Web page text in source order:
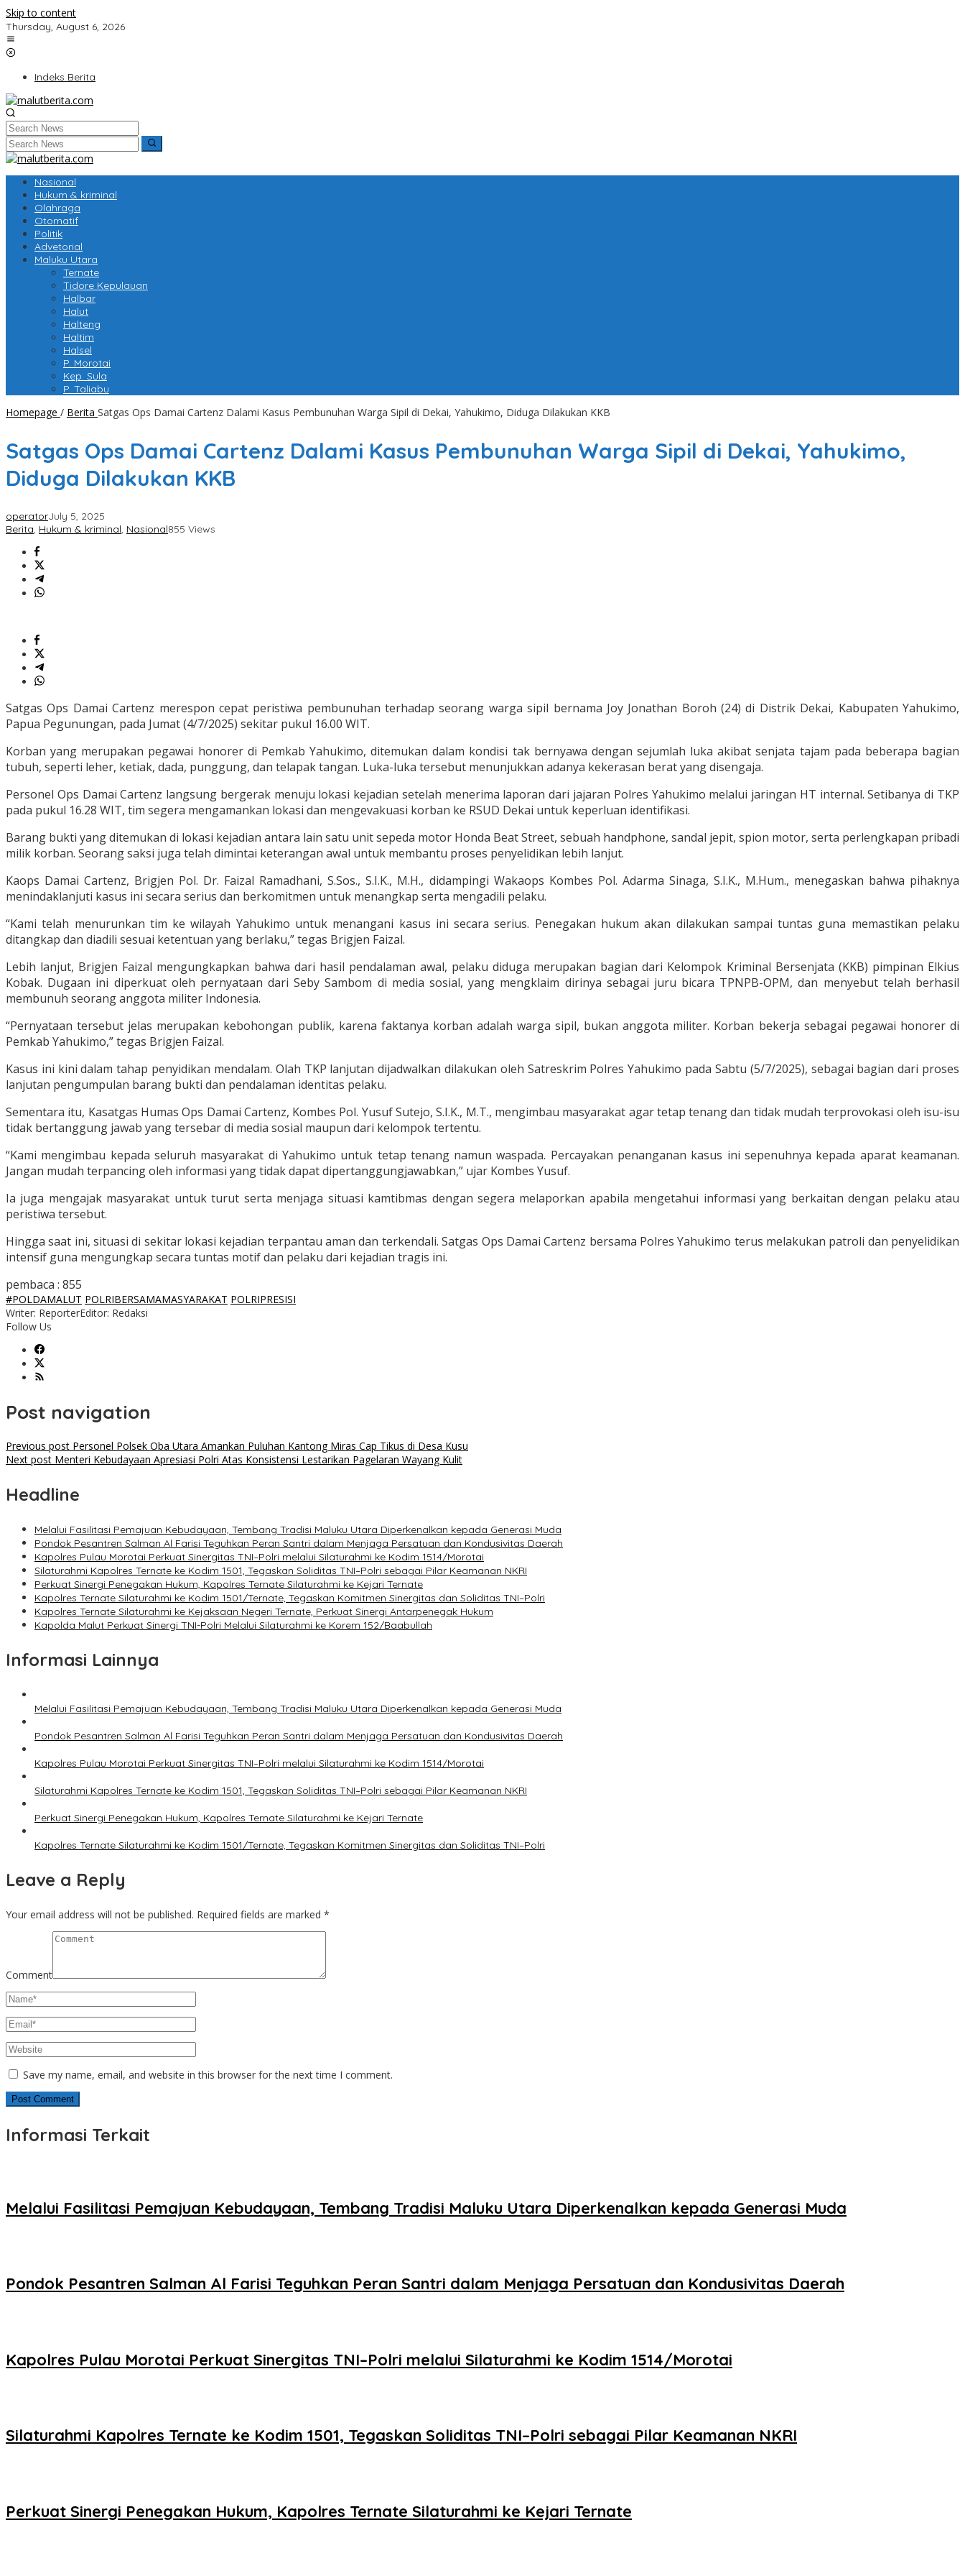
Skip to content
Thursday, August 6, 2026
Indeks Berita
Nasional
Hukum & kriminal
Olahraga
Otomatif
Politik
Advetorial
Maluku Utara
Ternate
Tidore Kepulauan
Halbar
Halut
Halteng
Haltim
Halsel
P. Morotai
Kep. Sula
P. Taliabu
Homepage / Berita Satgas Ops Damai Cartenz Dalami Kasus Pembunuhan Warga Sipil di Dekai, Yahukimo, Diduga Dilakukan KKB
Satgas Ops Damai Cartenz Dalami Kasus Pembunuhan Warga Sipil di Dekai, Yahukimo,
Diduga Dilakukan KKB
operatorJuly 5, 2025
Berita, Hukum & kriminal, Nasional855 Views
Satgas Ops Damai Cartenz merespon cepat peristiwa pembunuhan terhadap seorang warga sipil bernama Joy Jonathan Boroh (24) di Distrik Dekai, Kabupaten Yahukimo,
Papua Pegunungan, pada Jumat (4/7/2025) sekitar pukul 16.00 WIT.
Korban yang merupakan pegawai honorer di Pemkab Yahukimo, ditemukan dalam kondisi tak bernyawa dengan sejumlah luka akibat senjata tajam pada beberapa bagian
tubuh, seperti leher, ketiak, dada, punggung, dan telapak tangan. Luka-luka tersebut menunjukkan adanya kekerasan berat yang disengaja.
Personel Ops Damai Cartenz langsung bergerak menuju lokasi kejadian setelah menerima laporan dari jajaran Polres Yahukimo melalui jaringan HT internal. Setibanya di TKP
pada pukul 16.28 WIT, tim segera mengamankan lokasi dan mengevakuasi korban ke RSUD Dekai untuk keperluan identifikasi.
Barang bukti yang ditemukan di lokasi kejadian antara lain satu unit sepeda motor Honda Beat Street, sebuah handphone, sandal jepit, spion motor, serta perlengkapan pribadi
milik korban. Seorang saksi juga telah dimintai keterangan awal untuk membantu proses penyelidikan lebih lanjut.
Kaops Damai Cartenz, Brigjen Pol. Dr. Faizal Ramadhani, S.Sos., S.I.K., M.H., didampingi Wakaops Kombes Pol. Adarma Sinaga, S.I.K., M.Hum., menegaskan bahwa pihaknya
menindaklanjuti kasus ini secara serius dan berkomitmen untuk menangkap serta mengadili pelaku.
“Kami telah menurunkan tim ke wilayah Yahukimo untuk menangani kasus ini secara serius. Penegakan hukum akan dilakukan sampai tuntas guna memastikan pelaku
ditangkap dan diadili sesuai ketentuan yang berlaku,” tegas Brigjen Faizal.
Lebih lanjut, Brigjen Faizal mengungkapkan bahwa dari hasil pendalaman awal, pelaku diduga merupakan bagian dari Kelompok Kriminal Bersenjata (KKB) pimpinan Elkius
Kobak. Dugaan ini diperkuat oleh pernyataan dari Seby Sambom di media sosial, yang mengklaim dirinya sebagai juru bicara TPNPB-OPM, dan menyebut telah berhasil
membunuh seorang anggota militer Indonesia.
“Pernyataan tersebut jelas merupakan kebohongan publik, karena faktanya korban adalah warga sipil, bukan anggota militer. Korban bekerja sebagai pegawai honorer di
Pemkab Yahukimo,” tegas Brigjen Faizal.
Kasus ini kini dalam tahap penyidikan mendalam. Olah TKP lanjutan dijadwalkan dilakukan oleh Satreskrim Polres Yahukimo pada Sabtu (5/7/2025), sebagai bagian dari proses
lanjutan pengumpulan barang bukti dan pendalaman identitas pelaku.
Sementara itu, Kasatgas Humas Ops Damai Cartenz, Kombes Pol. Yusuf Sutejo, S.I.K., M.T., mengimbau masyarakat agar tetap tenang dan tidak mudah terprovokasi oleh isu-isu
tidak bertanggung jawab yang tersebar di media sosial maupun dari kelompok tertentu.
“Kami mengimbau kepada seluruh masyarakat di Yahukimo untuk tetap tenang namun waspada. Percayakan penanganan kasus ini sepenuhnya kepada aparat keamanan.
Jangan mudah terpancing oleh informasi yang tidak dapat dipertanggungjawabkan,” ujar Kombes Yusuf.
Ia juga mengajak masyarakat untuk turut serta menjaga situasi kamtibmas dengan segera melaporkan apabila mengetahui informasi yang berkaitan dengan pelaku atau
peristiwa tersebut.
Hingga saat ini, situasi di sekitar lokasi kejadian terpantau aman dan terkendali. Satgas Ops Damai Cartenz bersama Polres Yahukimo terus melakukan patroli dan penyelidikan
intensif guna mengungkap secara tuntas motif dan pelaku dari kejadian tragis ini.
pembaca : 855
#POLDAMALUT POLRIBERSAMAMASYARAKAT POLRIPRESISI
Writer: ReporterEditor: Redaksi
Follow Us
Post navigation
Previous post Personel Polsek Oba Utara Amankan Puluhan Kantong Miras Cap Tikus di Desa Kusu
Next post Menteri Kebudayaan Apresiasi Polri Atas Konsistensi Lestarikan Pagelaran Wayang Kulit
Headline
Melalui Fasilitasi Pemajuan Kebudayaan, Tembang Tradisi Maluku Utara Diperkenalkan kepada Generasi Muda
Pondok Pesantren Salman Al Farisi Teguhkan Peran Santri dalam Menjaga Persatuan dan Kondusivitas Daerah
Kapolres Pulau Morotai Perkuat Sinergitas TNI–Polri melalui Silaturahmi ke Kodim 1514/Morotai
Silaturahmi Kapolres Ternate ke Kodim 1501, Tegaskan Soliditas TNI–Polri sebagai Pilar Keamanan NKRI
Perkuat Sinergi Penegakan Hukum, Kapolres Ternate Silaturahmi ke Kejari Ternate
Kapolres Ternate Silaturahmi ke Kodim 1501/Ternate, Tegaskan Komitmen Sinergitas dan Soliditas TNI–Polri
Kapolres Ternate Silaturahmi ke Kejaksaan Negeri Ternate, Perkuat Sinergi Antarpenegak Hukum
Kapolda Malut Perkuat Sinergi TNI-Polri Melalui Silaturahmi ke Korem 152/Baabullah
Informasi Lainnya
Melalui Fasilitasi Pemajuan Kebudayaan, Tembang Tradisi Maluku Utara Diperkenalkan kepada Generasi Muda
Pondok Pesantren Salman Al Farisi Teguhkan Peran Santri dalam Menjaga Persatuan dan Kondusivitas Daerah
Kapolres Pulau Morotai Perkuat Sinergitas TNI–Polri melalui Silaturahmi ke Kodim 1514/Morotai
Silaturahmi Kapolres Ternate ke Kodim 1501, Tegaskan Soliditas TNI–Polri sebagai Pilar Keamanan NKRI
Perkuat Sinergi Penegakan Hukum, Kapolres Ternate Silaturahmi ke Kejari Ternate
Kapolres Ternate Silaturahmi ke Kodim 1501/Ternate, Tegaskan Komitmen Sinergitas dan Soliditas TNI–Polri
Leave a Reply
Your email address will not be published. Required fields are marked *
Comment
Save my name, email, and website in this browser for the next time I comment.
Informasi Terkait
Melalui Fasilitasi Pemajuan Kebudayaan, Tembang Tradisi Maluku Utara Diperkenalkan kepada Generasi Muda
Pondok Pesantren Salman Al Farisi Teguhkan Peran Santri dalam Menjaga Persatuan dan Kondusivitas Daerah
Kapolres Pulau Morotai Perkuat Sinergitas TNI–Polri melalui Silaturahmi ke Kodim 1514/Morotai
Silaturahmi Kapolres Ternate ke Kodim 1501, Tegaskan Soliditas TNI–Polri sebagai Pilar Keamanan NKRI
Perkuat Sinergi Penegakan Hukum, Kapolres Ternate Silaturahmi ke Kejari Ternate